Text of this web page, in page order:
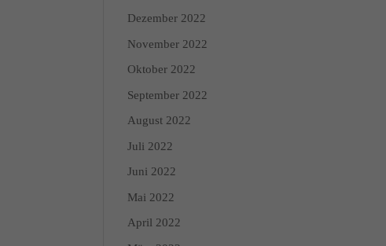
Dezember 2022
November 2022
Oktober 2022
September 2022
August 2022
Juli 2022
Juni 2022
Mai 2022
April 2022
über die Verwendung
Kategorien geben oder
Zurück